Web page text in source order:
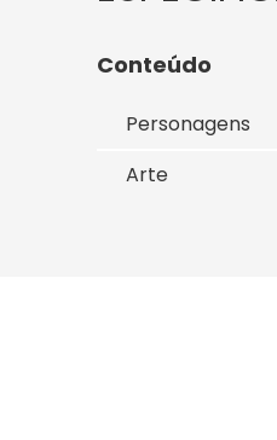
Conteúdo
Personagens
Arte